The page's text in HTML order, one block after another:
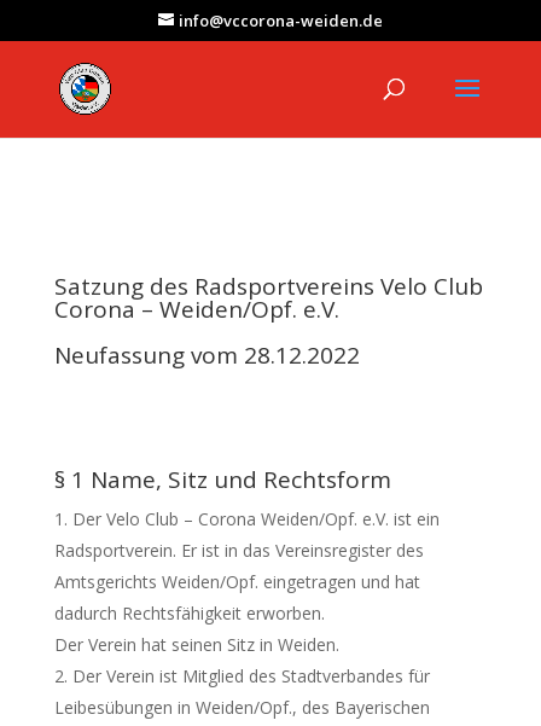
info@vccorona-weiden.de
Satzung des Radsportvereins Velo Club
Corona – Weiden/Opf. e.V.
Neufassung vom 28.12.2022
§ 1 Name, Sitz und Rechtsform
Der Velo Club – Corona Weiden/Opf. e.V. ist ein
Radsportverein. Er ist in das Vereinsregister des
Amtsgerichts Weiden/Opf. eingetragen und hat
dadurch Rechtsfähigkeit erworben.
Der Verein hat seinen Sitz in Weiden.
Der Verein ist Mitglied des Stadtverbandes für
Leibesübungen in Weiden/Opf., des Bayerischen